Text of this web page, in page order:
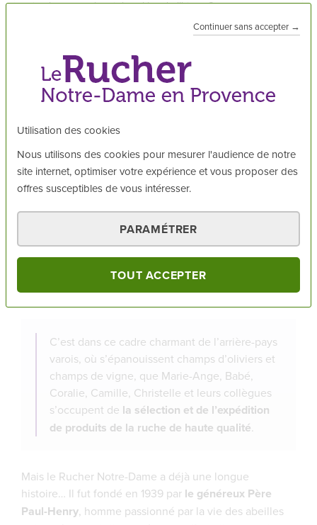
Continuer sans accepter →
Utilisation des cookies
Nous utilisons des cookies pour mesurer l'audience de notre
site internet, optimiser votre expérience et vous proposer des
offres susceptibles de vous intéresser.
PARAMÉTRER
TOUT ACCEPTER
rituels pour prévenir les aléas de l’hiver. On vous en
LIRE LA SUITE
Rucher Notre-Dame, qui
es-tu ?
Le Rucher Notre-Dame, c’est d’abord une petite équipe
de passionnés installée àMontfort-sur-Argens
au cœur de la Provence, ce paisible village de pierres
surplombe magnifiquement la plaine. Au pied de son
château médiéval, Montfort et ses ruelles pavées
serpentent jusqu'aux rives de l'Argens.
C’est dans ce cadre charmant de l’arrière-pays
varois, où s’épanouissent champs d’oliviers et
champs de vigne, que Marie-Ange, Babé,
Coralie, Camille, Christelle et leurs collègues
s’occupent de la sélection et de l’expédition
de produits de la ruche de haute qualité.
Mais le Rucher Notre-Dame a déjà une longue
histoire… Il fut fondé en 1939 par le généreux Père
Paul-Henry, homme passionné par la vie des abeilles